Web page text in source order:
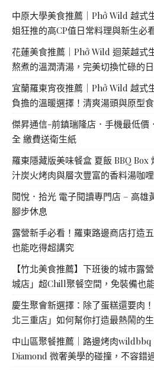
中原大學美食推薦｜Phở Wild 越式
姐狂推的高CP值日常料理與新生必
花蓮美食推薦｜Phở Wild 迴萊越式
熬煮的溫潤清湯，完美切換忙碌的日
宜蘭羅東宵夜推薦｜Phở Wild 越式
負擔的溫暖選擇！清爽湯頭與原型
傑昇通信-前鎮瑞隆店．手機最低價
全 繳費送衛生紙
羅東隱藏版美味餐盒 夏飯 BBQ
汁炭火烤肉與層次豐富的香料湯咖
閱悅．拾光 電子閱讀專門店 – 高雄
腳步休息
露營新手必看！羅東路邊商店打造
也能吃得超講究
【竹北美食推薦】下班後的城市露
城店」超Chill聚餐空間，免裝備也
慶生聚會新選擇：除了蛋糕還要肉
北三重店」如何幫你打造最熱鬧的
中山區聚餐推薦｜路邊烤肉wildbbq
Diamond 微奢美學的碰撞，不容錯